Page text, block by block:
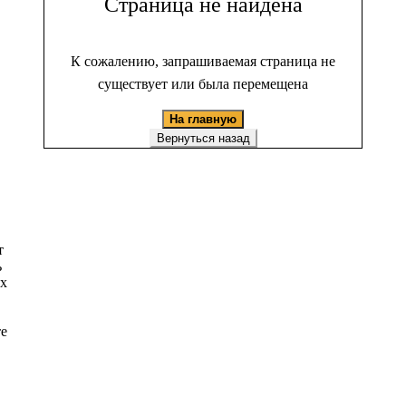
К сожалению, запрашиваемая страница не
существует или была перемещена
На главную
Вернуться назад